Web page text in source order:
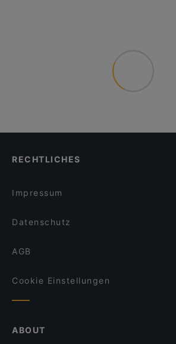
RECHTLICHES
Impressum
Datenschutz
AGB
Cookie Einstellungen
ABOUT